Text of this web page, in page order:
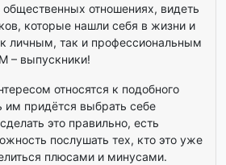
отношениях, видеть
которые нашли себя в жизни и
личным, так и профессиональным
– выпускники!
относятся к подобного
им придётся выбрать себе
это правильно, есть
послушать тех, кто это уже
плюсами и минусами.